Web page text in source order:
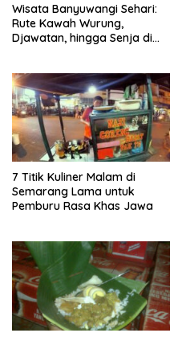
Wisata Banyuwangi Sehari:
Rute Kawah Wurung,
Djawatan, hingga Senja di
7 Titik Kuliner Malam di
Semarang Lama untuk
Pemburu Rasa Khas Jawa